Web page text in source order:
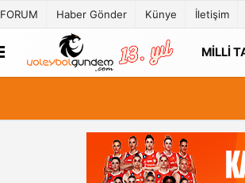
FORUM Haber Gönder Künye İletişim
MILLI